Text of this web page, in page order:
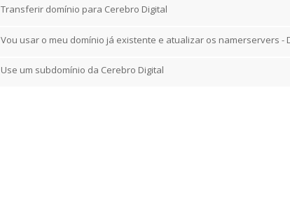
Transferir domínio para Cerebro Digital
Vou usar o meu domínio já existente e atualizar os namerservers -
Use um subdomínio da Cerebro Digital